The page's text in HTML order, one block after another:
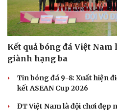
Kết quả bóng đá Việt Nam
giành hạng ba
Tin bóng đá 9-8: Xuất hiện
kết ASEAN Cup 2026
ĐT Việt Nam là đội chơi đẹp